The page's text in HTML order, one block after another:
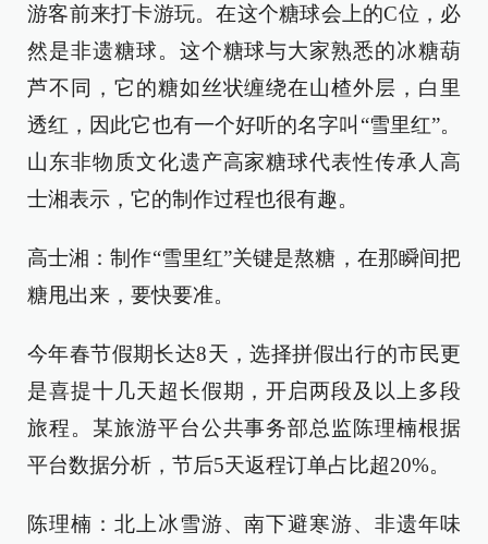
游客前来打卡游玩。在这个糖球会上的C位，必
然是非遗糖球。这个糖球与大家熟悉的冰糖葫
芦不同，它的糖如丝状缠绕在山楂外层，白里
透红，因此它也有一个好听的名字叫“雪里红”。
山东非物质文化遗产高家糖球代表性传承人高
士湘表示，它的制作过程也很有趣。
高士湘：制作“雪里红”关键是熬糖，在那瞬间把
糖甩出来，要快要准。
今年春节假期长达8天，选择拼假出行的市民更
是喜提十几天超长假期，开启两段及以上多段
旅程。某旅游平台公共事务部总监陈理楠根据
平台数据分析，节后5天返程订单占比超20%。
陈理楠：北上冰雪游、南下避寒游、非遗年味